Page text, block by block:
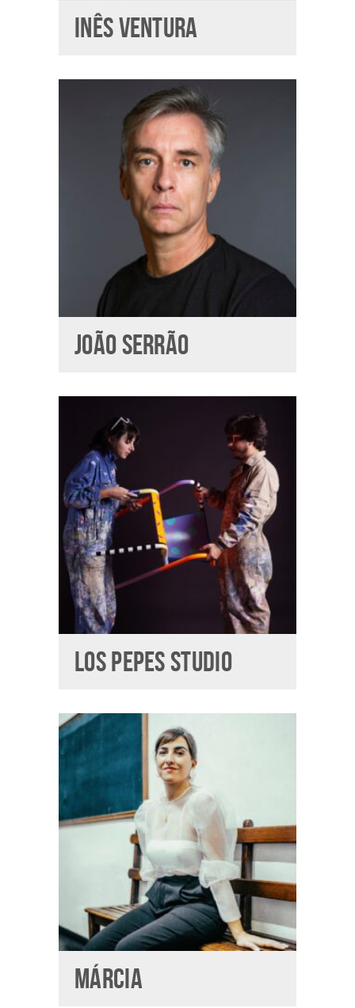
INÊS VENTURA
JOÃO SERRÃO
LOS PEPES STUDIO
MÁRCIA